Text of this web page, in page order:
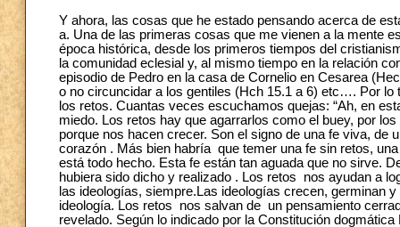
Y ahora, las cosas que he estado pensando acerca de
a. Una de las primeras cosas que me vienen a la mente
época histórica, desde los primeros tiempos del
la comunidad eclesial y, al mismo tiempo en la relación
episodio de Pedro en la casa de Cornelio en Cesarea
o no circuncidar a los gentiles (Hch 15.1 a 6) etc…. Por
los retos. Cuantas veces escuchamos quejas: “Ah, en
miedo. Los retos hay que agarrarlos como el buey, por
porque nos hacen crecer. Son el signo de una fe viva,
corazón . Más bien habría que temer una fe sin retos,
está todo hecho. Esta fe están tan aguada que no sirve.
hubiera sido dicho y realizado . Los retos nos ayudan a
las ideologías, siempre.Las ideologías crecen, germinan
ideología. Los retos nos salvan de un pensamiento
revelado. Según lo indicado por la Constitución